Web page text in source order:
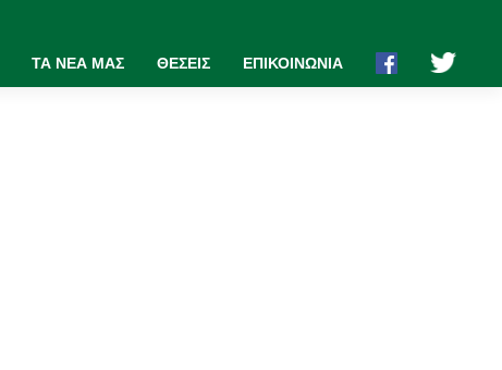
ΤΑ ΝΕΑ ΜΑΣ ΘΕΣΕΙΣ ΕΠΙΚΟΙΝΩΝΙΑ